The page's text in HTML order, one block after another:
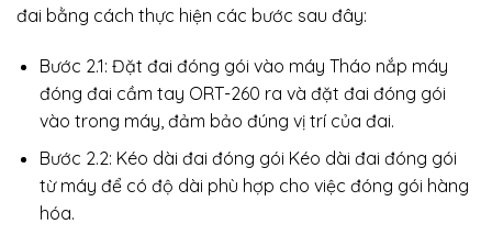
đai bằng cách thực hiện các bước sau đây:
Bước 2.1: Đặt đai đóng gói vào máy Tháo nắp máy
đóng đai cầm tay ORT-260 ra và đặt đai đóng gói
vào trong máy, đảm bảo đúng vị trí của đai.
Bước 2.2: Kéo dài đai đóng gói Kéo dài đai đóng gói
từ máy để có độ dài phù hợp cho việc đóng gói hàng
hóa.